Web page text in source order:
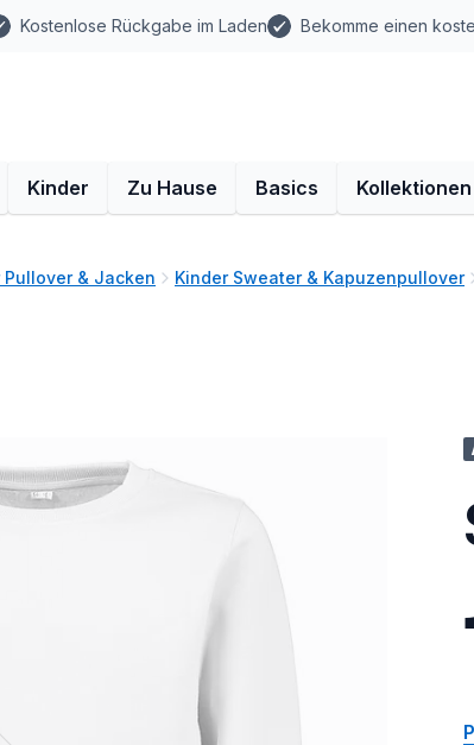
Kostenlose Rückgabe im Laden Bekomme einen
Kinder Zu Hause Basics Kollektionen
Pullover & Jacken Kinder Sweater & Kapuzenpullover